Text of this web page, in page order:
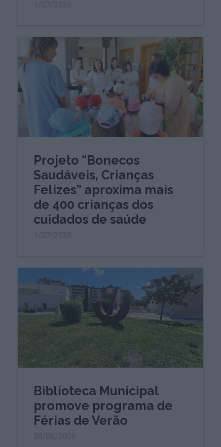
Projeto “Bonecos
Saudáveis, Crianças
Felizes” aproxima mais
de 400 crianças dos
cuidados de saúde
Biblioteca Municipal
promove programa de
Férias de Verão